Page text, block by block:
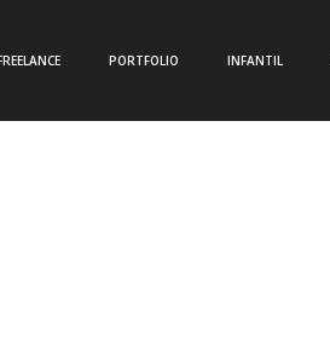
PORTFOLIO INFANTIL